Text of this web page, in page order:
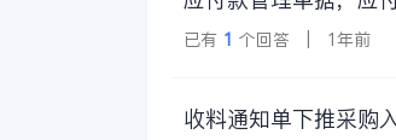
已有 1 个回答 | 1年前
收料通知单下推采购